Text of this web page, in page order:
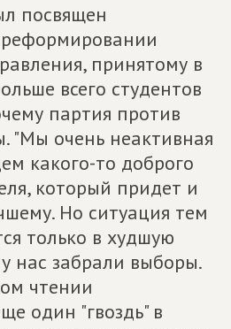
посвящен
принятому в
всего студентов
партия против
"Мы очень неактивная
какого-то доброго
который придет и
Но ситуация тем
только в худшую
нас забрали выборы.
чтении
один "гвоздь" в